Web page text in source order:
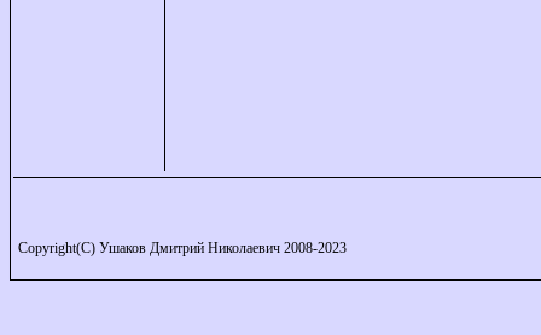
Copyright(C) Ушаков Дмитрий Николаевич 2008-2023